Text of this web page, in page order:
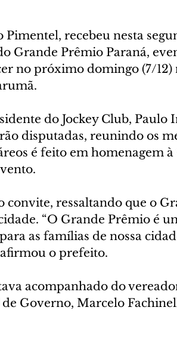
recebeu nesta
Grande Prêmio Paraná,
no próximo domingo (7/12)
do Jockey Club, Paulo
disputadas, reunindo os
é feito em homenagem
convite, ressaltando que o
“O Grande Prêmio é
as famílias de nossa
o prefeito.
acompanhado do
Governo, Marcelo